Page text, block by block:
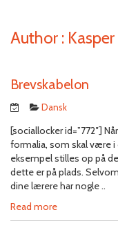
Author : Kasper
Brevskabelon
Dansk
[sociallocker id=”772″]
formalia, som skal være
eksempel stilles op på
dette er på plads.
dine lærere har nogle ..
Read more